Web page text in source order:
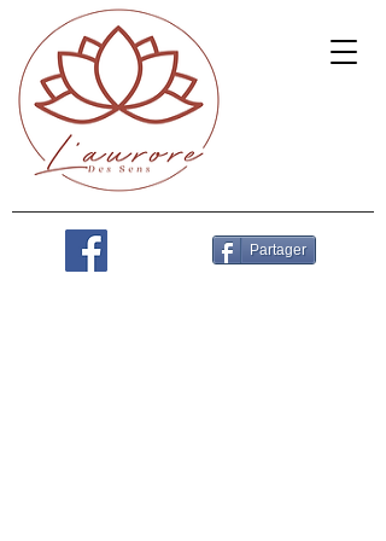
Partager